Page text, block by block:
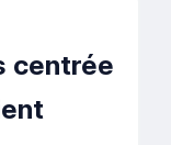
centrée